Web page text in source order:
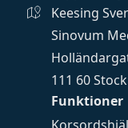
Funktioner
Keesing
Sinovum
111 60